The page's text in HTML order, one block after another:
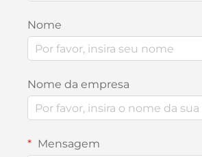
Nome
Nome da empresa
Mensagem